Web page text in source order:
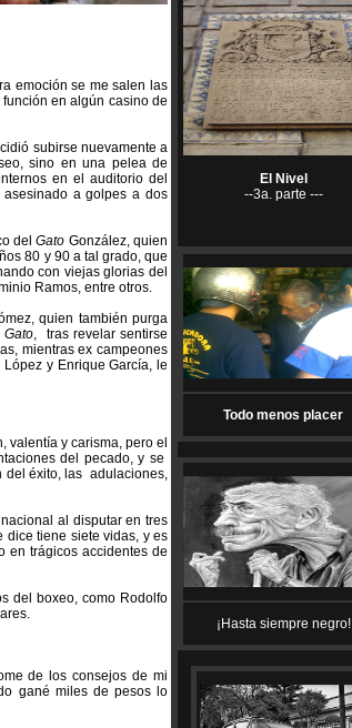
emoción se me salen las
en algún casino de
subirse nuevamente a
sino en una pelea de
en el auditorio del
a golpes a dos
delGato González, quien
80 y 90 a tal grado, que
con viejas glorias del
Ramos, entre otros.
quien también purga
Gato, tras revelar sentirse
mientras ex campeones
y Enrique García, le
valentía y carisma, pero el
del pecado, y se
del éxito, las adulaciones,
al disputar en tres
dice tiene siete vidas, y es
en trágicos accidentes de
del boxeo, como Rodolfo
de los consejos de mi
gané miles de pesos lo
El Nivel
--3a. parte ---
Todo menos placer
¡Hasta siempre negro!